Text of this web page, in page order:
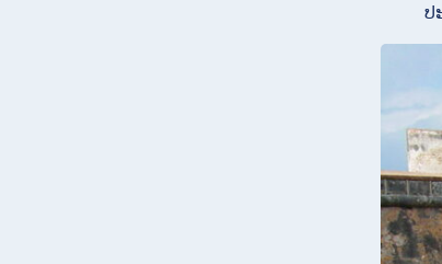
ປ